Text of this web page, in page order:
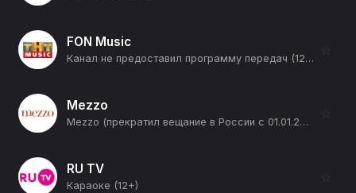
FON Music
Канал не предоставил программу передач (12+)
☆
Mezzo
Mezzo (прекратил вещание в России с 01.01.2026) (12+)
☆
RU TV
Караоке (12+)
☆